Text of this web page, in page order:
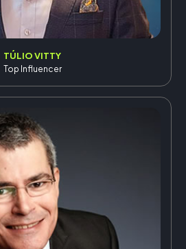
TÚLIO VITTY
Top Influencer